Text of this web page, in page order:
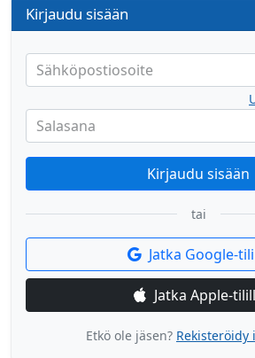
Kirjaudu sisään
Sähköpostiosoite
Salasana
Kirjaudu sisään
tai
Jatka Google-
Jatka Apple-
Etkö ole jäsen? Rekisteröidy